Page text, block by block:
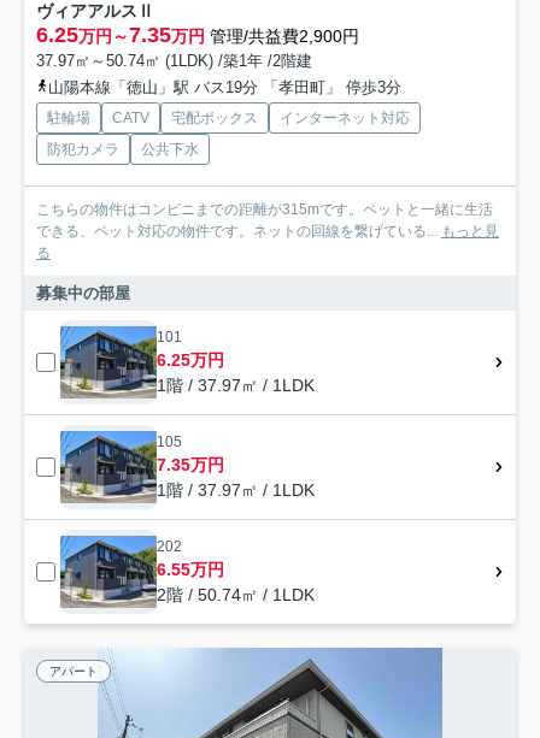
ヴィアアルスⅡ
6.25万円～7.35万円 管理/共益費2,900円
37.97㎡～50.74㎡ (1LDK) /築1年 /2階建
山陽本線「徳山」駅 バス19分 「孝田町」 停歩3分
駐輪場 CATV 宅配ボックス
インターネット対応
防犯カメラ
公共下水
こちらの物件はコンビニまでの距離が315mです。ペットと一緒に生活
できる、ペット対応の物件です。ネットの回線を繋げている... もっと見
る
募集中の部屋
101
6.25万円
1階 / 37.97㎡ / 1LDK
105
7.35万円
1階 / 37.97㎡ / 1LDK
202
6.55万円
2階 / 50.74㎡ / 1LDK
アパート